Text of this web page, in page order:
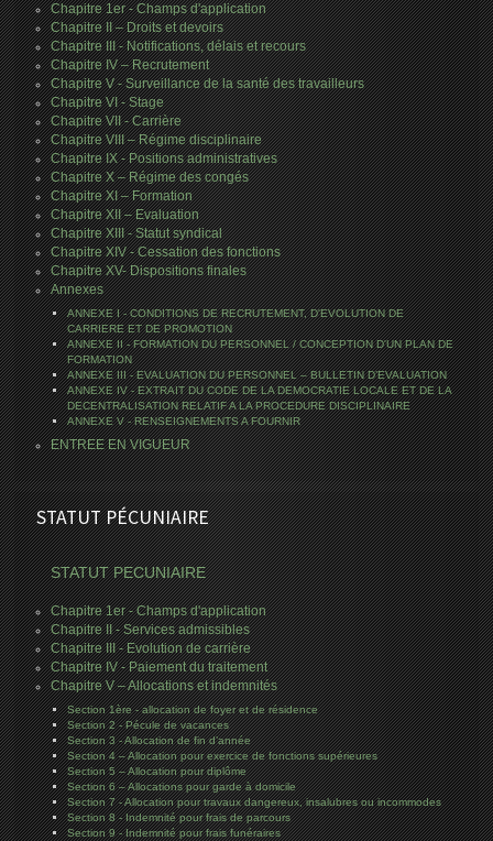
Chapitre 1er - Champs d'application
Chapitre II – Droits et devoirs
Chapitre III - Notifications, délais et recours
Chapitre IV – Recrutement
Chapitre V - Surveillance de la santé des travailleurs
Chapitre VI - Stage
Chapitre VII - Carrière
Chapitre VIII – Régime disciplinaire
Chapitre IX - Positions administratives
Chapitre X – Régime des congés
Chapitre XI – Formation
Chapitre XII – Evaluation
Chapitre XIII - Statut syndical
Chapitre XIV - Cessation des fonctions
Chapitre XV- Dispositions finales
Annexes
ANNEXE I - CONDITIONS DE RECRUTEMENT, D'EVOLUTION DE
CARRIERE ET DE PROMOTION
ANNEXE II - FORMATION DU PERSONNEL / CONCEPTION D'UN PLAN DE
FORMATION
ANNEXE III - EVALUATION DU PERSONNEL – BULLETIN D’EVALUATION
ANNEXE IV - EXTRAIT DU CODE DE LA DEMOCRATIE LOCALE ET DE LA
DECENTRALISATION RELATIF A LA PROCEDURE DISCIPLINAIRE
ANNEXE V - RENSEIGNEMENTS A FOURNIR
ENTREE EN VIGUEUR
STATUT PÉCUNIAIRE
STATUT PECUNIAIRE
Chapitre 1er - Champs d'application
Chapitre II - Services admissibles
Chapitre III - Evolution de carrière
Chapitre IV - Paiement du traitement
Chapitre V – Allocations et indemnités
Section 1ère - allocation de foyer et de résidence
Section 2 - Pécule de vacances
Section 3 - Allocation de fin d’année
Section 4 – Allocation pour exercice de fonctions supérieures
Section 5 – Allocation pour diplôme
Section 6 – Allocations pour garde à domicile
Section 7 - Allocation pour travaux dangereux, insalubres ou incommodes
Section 8 - Indemnité pour frais de parcours
Section 9 - Indemnité pour frais funéraires